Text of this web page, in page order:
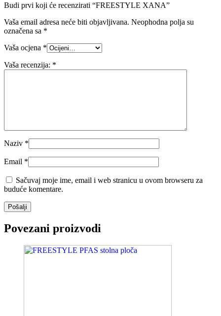
Budi prvi koji će recenzirati “FREESTYLE XANA”
Vaša email adresa neće biti objavljivana. Neophodna polja su
označena sa *
Vaša ocjena *
Vaša recenzija: *
Naziv *
Email *
Sačuvaj moje ime, email i web stranicu u ovom browseru za
buduće komentare.
Povezani proizvodi